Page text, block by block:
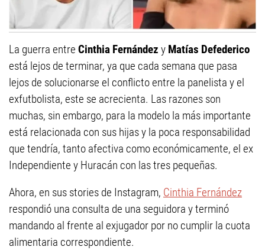
La guerra entre Cinthia Fernández y Matías Defederico
está lejos de terminar, ya que cada semana que pasa
lejos de solucionarse el conflicto entre la panelista y el
exfutbolista, este se acrecienta. Las razones son
muchas, sin embargo, para la modelo la más importante
está relacionada con sus hijas y la poca responsabilidad
que tendría, tanto afectiva como económicamente, el ex
Independiente y Huracán con las tres pequeñas.
Ahora, en sus stories de Instagram, Cinthia Fernández
respondió una consulta de una seguidora y terminó
mandando al frente al exjugador por no cumplir la cuota
alimentaria correspondiente.